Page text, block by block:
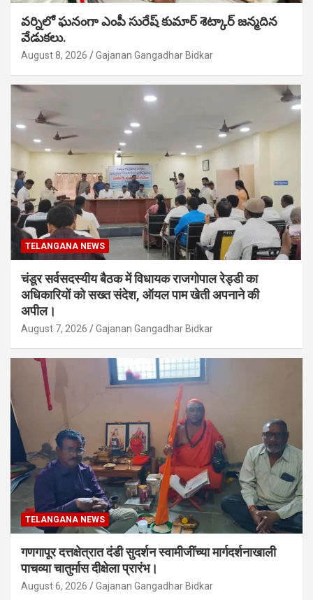
వర్నిలో ఘనంగా ఎంపీ సురేష్ కుమార్ శెట్కార్ జన్మదిన
వేడుకలు.
August 8, 2026 Gajanan Gangadhar Bidkar
TELANGANA NEWS
चंडूर सर्वसदस्यीय बैठक में विधायक राजगोपाल रेड्डी का
अधिकारियों को सख्त संदेश, ऑयल पाम खेती अपनाने की
अपील।
August 7, 2026 Gajanan Gangadhar Bidkar
TELANGANA NEWS
गणगापूर दत्तक्षेत्रात दंडी सुदर्शन स्वामीजींच्या मार्गदर्शनाखाली
पाचव्या चातुर्मास दीक्षेला प्रारंभ।
August 6, 2026 Gajanan Gangadhar Bidkar